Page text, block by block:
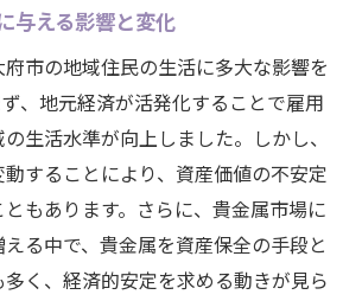
景から見る大府市の貴金属文化
在をつなぐ貴金属取引の変遷
統工芸と貴金属の関係性
歴史と貴金属バブルの今
通じて地域史を再発見する
語る大府市の貴金属バブルと未来
与える影響と変化
市の地域住民の生活に多大な影響を
、地元経済が活発化することで雇用
生活水準が向上しました。しかし、
することにより、資産価値の不安定
もあります。さらに、貴金属市場に
る中で、貴金属を資産保全の手段と
く、経済的安定を求める動きが見ら